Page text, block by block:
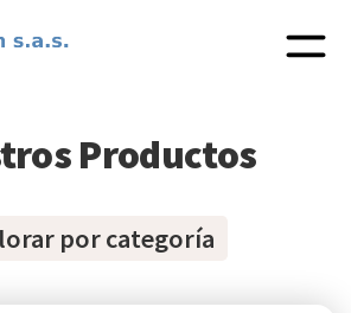
Productos
por categoría